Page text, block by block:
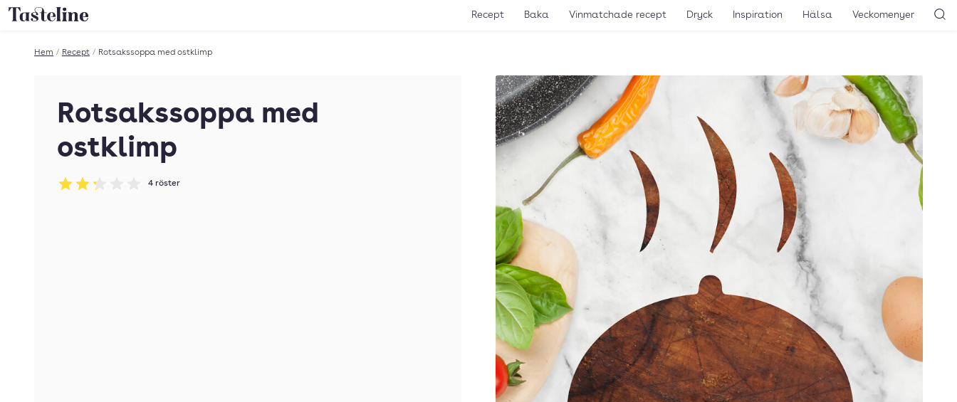
Till Tastelines startsida Recept Baka Vinmatchade recept Dryck Inspiration Hälsa Veckomenyer
Hem / Recept / Rotsakssoppa med ostklimp
Rotsakssoppa med
ostklimp
Betyg: 2.25 av 5
4 röster